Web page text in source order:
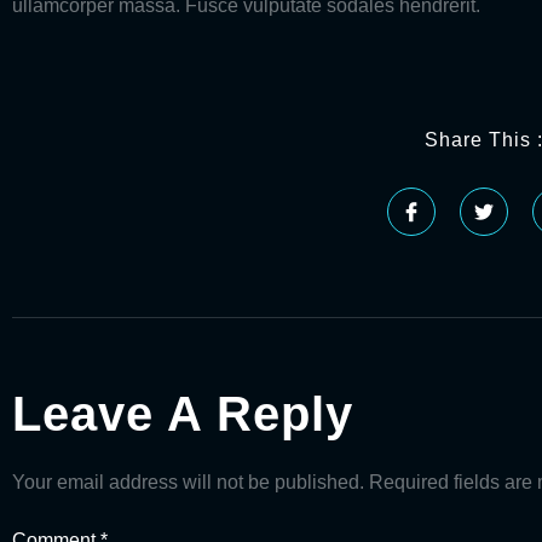
ullamcorper massa. Fusce vulputate sodales hendrerit.
Share This :
Leave A Reply
Your email address will not be published. Required fields are